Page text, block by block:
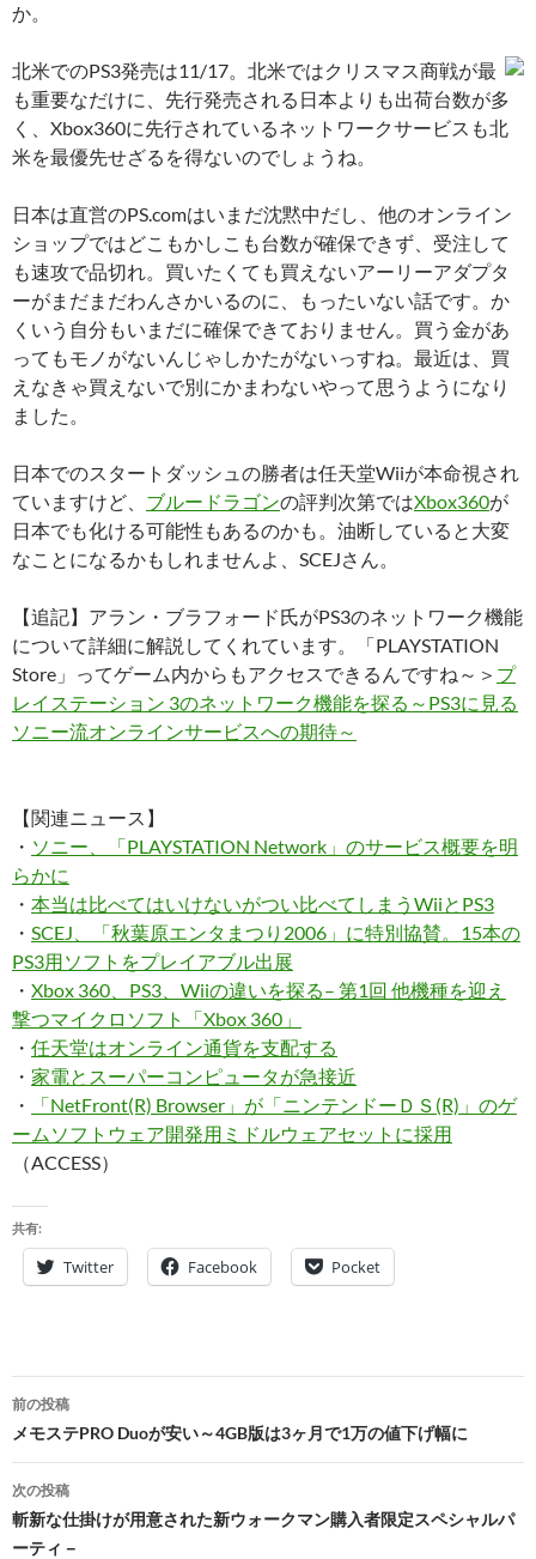
か。
北米でのPS3発売は11/17。北米ではクリスマス商戦が最
も重要なだけに、先行発売される日本よりも出荷台数が多
く、Xbox360に先行されているネットワークサービスも北
米を最優先せざるを得ないのでしょうね。
日本は直営のPS.comはいまだ沈黙中だし、他のオンライン
ショップではどこもかしこも台数が確保できず、受注して
も速攻で品切れ。買いたくても買えないアーリーアダプタ
ーがまだまだわんさかいるのに、もったいない話です。か
くいう自分もいまだに確保できておりません。買う金があ
ってもモノがないんじゃしかたがないっすね。最近は、買
えなきゃ買えないで別にかまわないやって思うようになり
ました。
日本でのスタートダッシュの勝者は任天堂Wiiが本命視され
ていますけど、 ブルードラゴンの評判次第ではXbox360が
日本でも化ける可能性もあるのかも。油断していると大変
なことになるかもしれませんよ、SCEJさん。
【追記】アラン・ブラフォード氏がPS3のネットワーク機能
について詳細に解説してくれています。「PLAYSTATION
Store」ってゲーム内からもアクセスできるんですね～＞ プ
レイステーション 3のネットワーク機能を探る～PS3に見る
ソニー流オンラインサービスへの期待～
【関連ニュース】
・ ソニー、「PLAYSTATION Network」のサービス概要を明
らかに
・ 本当は比べてはいけないがつい比べてしまうWiiとPS3
・ SCEJ、「秋葉原エンタまつり2006」に特別協賛。15本の
PS3用ソフトをプレイアブル出展
・ Xbox 360、PS3、Wiiの違いを探る– 第1回 他機種を迎え
撃つマイクロソフト「Xbox 360」
・ 任天堂はオンライン通貨を支配する
・ 家電とスーパーコンピュータが急接近
・
「NetFront(R) Browser」が「ニンテンドーＤＳ(R)」のゲ
ームソフトウェア開発用ミドルウェアセットに採用
（ACCESS）
共有:
Twitter Facebook Pocket
投
稿
ナ
ビ
前の投稿
メモステPRO Duoが安い～4GB版は3ヶ月で1万の値下げ幅に
次の投稿
斬新な仕掛けが用意された新ウォークマン購入者限定スペシャルパ
ーティ－